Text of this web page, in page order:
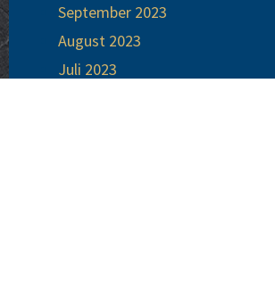
Sep­tem­ber 2023
August 2023
Juli 2023